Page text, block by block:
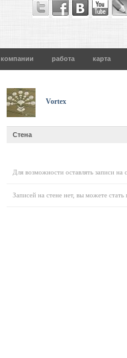
компании работа карта
Vortex
Стена
Для возможности оставлять записи на
Записей на стене нет, вы можете